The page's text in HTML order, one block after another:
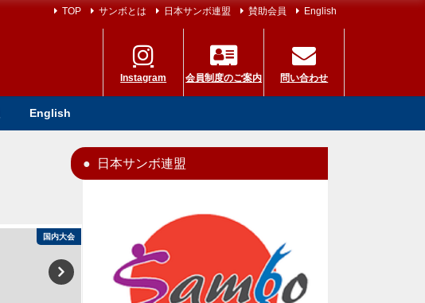
TOP サンボとは 日本サンボ連盟 賛助会員 English
Instagram 会員制度のご案内 問い合わせ
English
国内大会
日本サンボ連盟